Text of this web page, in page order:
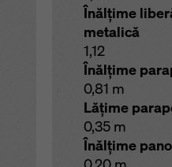
Înălţime
metalică
1,12
Înălţime
0,81 m
Lăţime
0,35 m
Înălţime